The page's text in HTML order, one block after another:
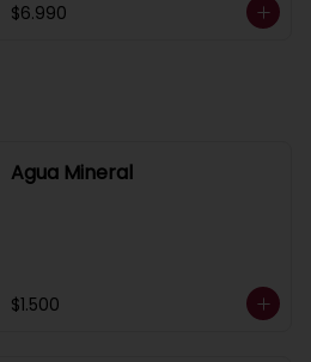
$6.990
Agua Mineral
$1.500